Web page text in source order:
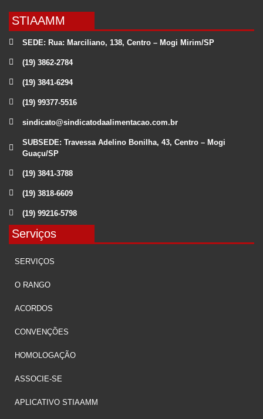
STIAAMM
SEDE: Rua: Marciliano, 138, Centro – Mogi Mirim/SP
(19) 3862-2784
(19) 3841-6294
(19) 99377-5516
sindicato@sindicatodaalimentacao.com.br
SUBSEDE: Travessa Adelino Bonilha, 43, Centro – Mogi
Guaçu/SP
(19) 3841-3788
(19) 3818-6609
(19) 99216-5798
Serviços
SERVIÇOS
O RANGO
ACORDOS
CONVENÇÕES
HOMOLOGAÇÃO
ASSOCIE-SE
APLICATIVO STIAAMM